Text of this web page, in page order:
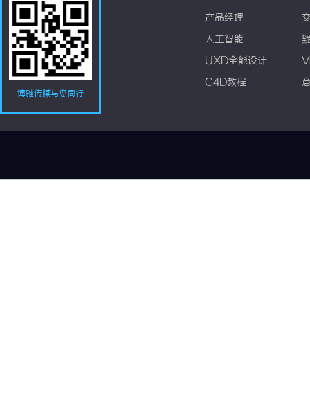
博雅传媒与您同行
产品经理
人工智能
UXD全能设计
C4D教程